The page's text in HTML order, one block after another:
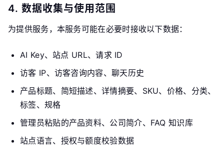
4. 数据收集与使用范围
为提供服务，本服务可能在必要时接收以下数据：
AI Key、站点 URL、请求 ID
访客 IP、访客咨询内容、聊天历史
产品标题、简短描述、详情摘要、SKU、价格、分类、
标签、规格
管理员粘贴的产品资料、公司简介、FAQ 知识库
站点语言、授权与额度校验数据